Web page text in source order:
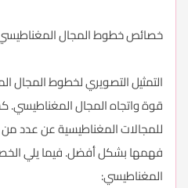
خصائص خطوط المجال
التمثيل التصويري لخطوط
قوة واتجاه المجال
للمجالات المغناطيسية عن عدد
فهمها بشكل أفضل. فيما يلي
المغناطيسي: